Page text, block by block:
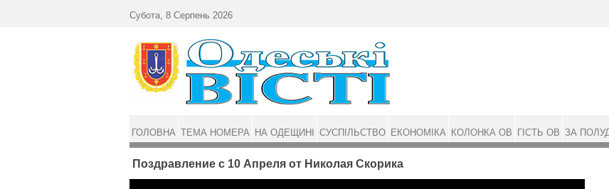
Поздравление с 10 Апреля от Николая Скорика
Субота, 8 Серпень 2026
ГОЛОВНА ТЕМА НОМЕРА НА ОДЕЩИНІ СУСПІЛЬСТВО ЕКОНОМІКА КОЛОНКА ОВ ГІСТЬ ОВ ЗА